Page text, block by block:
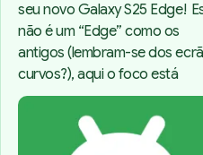
seu novo Galaxy S25 Edge!
não é um “Edge” como os
antigos (lembram-se dos
curvos?), aqui o foco está